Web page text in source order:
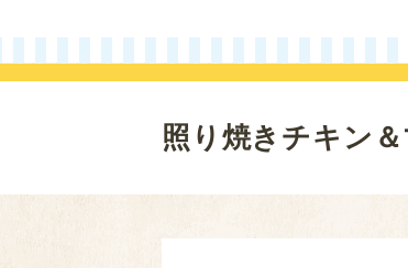
照り焼きチキン